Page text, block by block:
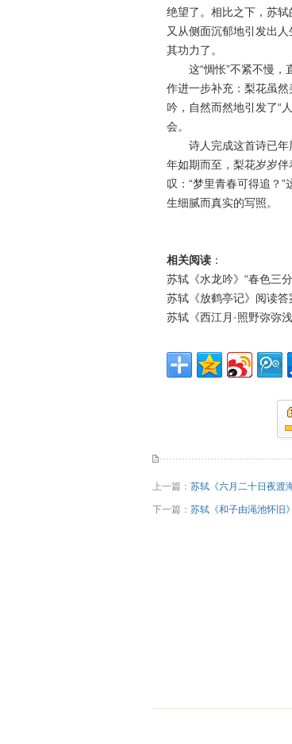
绝望了。相比之下，苏轼
又从侧面沉郁地引发出
其功力了。
这“惆怅”不紧不慢，直
作进一步补充：梨花虽
吟，自然而然地引发了“
会。
诗人完成这首诗已年
年如期而至，梨花岁岁
叹：“梦里青春可得追？
生细腻而真实的写照。
相关阅读 ：
苏轼《水龙吟》“春色三
苏轼《放鹤亭记》阅读
苏轼《西江月·照野弥弥
上一篇： 苏轼《六月二十日夜渡
下一篇： 苏轼《和子由渑池怀旧